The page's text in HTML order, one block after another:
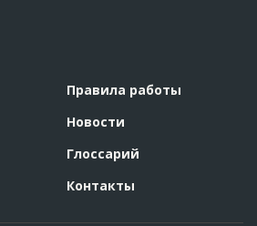
Правила работы
Новости
Глоссарий
Контакты